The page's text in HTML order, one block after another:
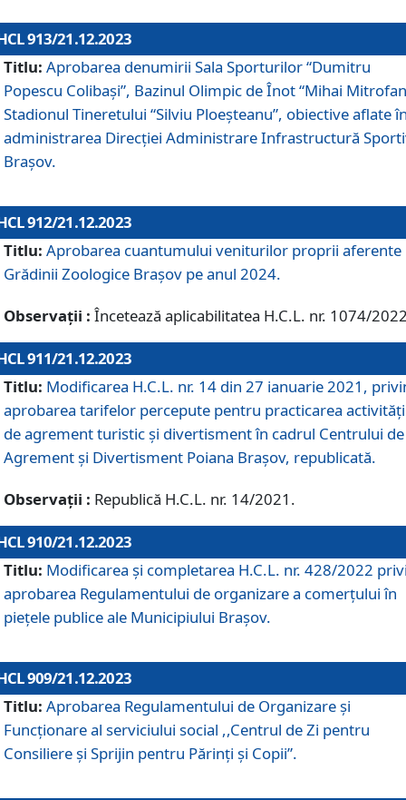
913/21.12.2023
Titlu: Aprobarea denumirii Sala Sporturilor “Dumitru
Popescu Colibași”, Bazinul Olimpic de Înot “Mihai
Stadionul Tineretului “Silviu Ploeșteanu”, obiective aflate
administrarea Direcției Administrare Infrastructură
Brașov.
912/21.12.2023
Titlu: Aprobarea cuantumului veniturilor proprii aferente
Grădinii Zoologice Braşov pe anul 2024.
Observații : Încetează aplicabilitatea H.C.L. nr. 1074/
911/21.12.2023
Titlu: Modificarea H.C.L. nr. 14 din 27 ianuarie 2021,
aprobarea tarifelor percepute pentru practicarea
de agrement turistic și divertisment în cadrul Centrului de
Agrement și Divertisment Poiana Brașov, republicată.
Observații : Republică H.C.L. nr. 14/2021.
910/21.12.2023
Titlu: Modificarea și completarea H.C.L. nr. 428/2022
aprobarea Regulamentului de organizare a comerțului în
piețele publice ale Municipiului Braşov.
909/21.12.2023
Titlu: Aprobarea Regulamentului de Organizare și
Funcționare al serviciului social ,,Centrul de Zi pentru
Consiliere şi Sprijin pentru Părinţi şi Copii”.